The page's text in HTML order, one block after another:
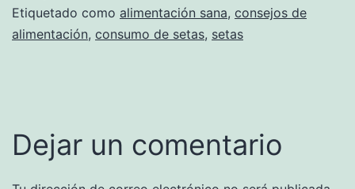
Etiquetado como alimentación sana, consejos de
alimentación, consumo de setas, setas
Dejar un comentario